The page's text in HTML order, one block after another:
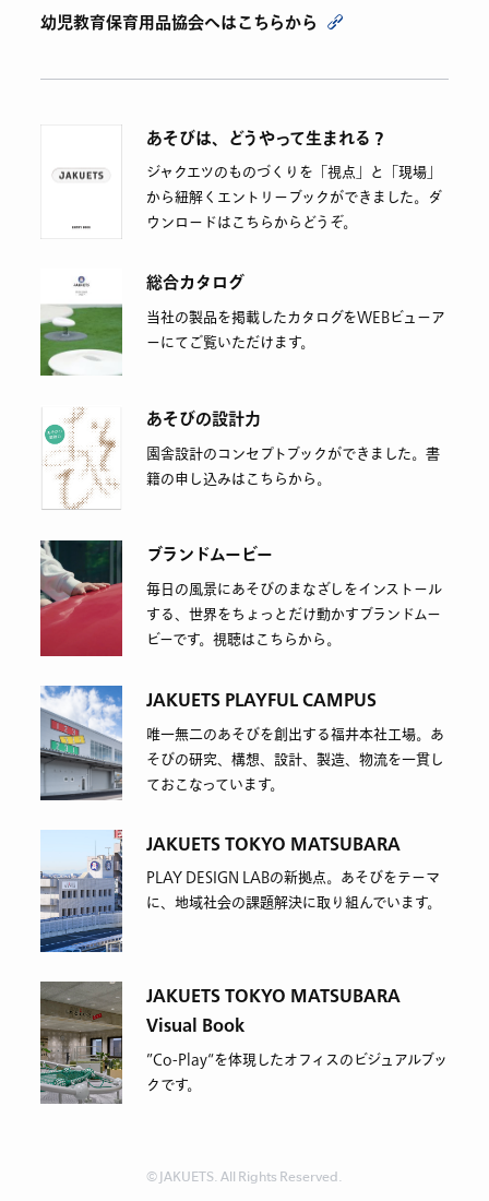
幼児教育保育用品協会へはこちらから
あそびは、どうやって生まれる？
ジャクエツのものづくりを「視点」と「現場」
から紐解くエントリーブックができました。ダ
ウンロードはこちらからどうぞ。
総合カタログ
当社の製品を掲載したカタログをWEBビューア
ーにてご覧いただけます。
あそびの設計力
園舎設計のコンセプトブックができました。書
籍の申し込みはこちらから。
ブランドムービー
毎日の風景にあそびのまなざしをインストール
する、世界をちょっとだけ動かすブランドムー
ビーです。視聴はこちらから。
JAKUETS PLAYFUL CAMPUS
唯一無二のあそびを創出する福井本社工場。あ
そびの研究、構想、設計、製造、物流を一貫し
ておこなっています。
JAKUETS TOKYO MATSUBARA
PLAY DESIGN LABの新拠点。あそびをテーマ
に、地域社会の課題解決に取り組んでいます。
JAKUETS TOKYO MATSUBARA
Visual Book
”Co-Play“を体現したオフィスのビジュアルブッ
クです。
© JAKUETS. All Rights Reserved.